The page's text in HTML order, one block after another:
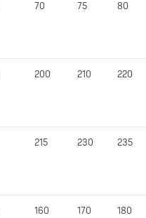
70 75 80
200 210 220
215 230 235
160 170 180